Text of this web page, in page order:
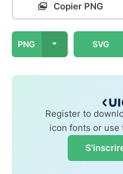
Copier PNG
PNG SVG
Register to
icon fonts or use